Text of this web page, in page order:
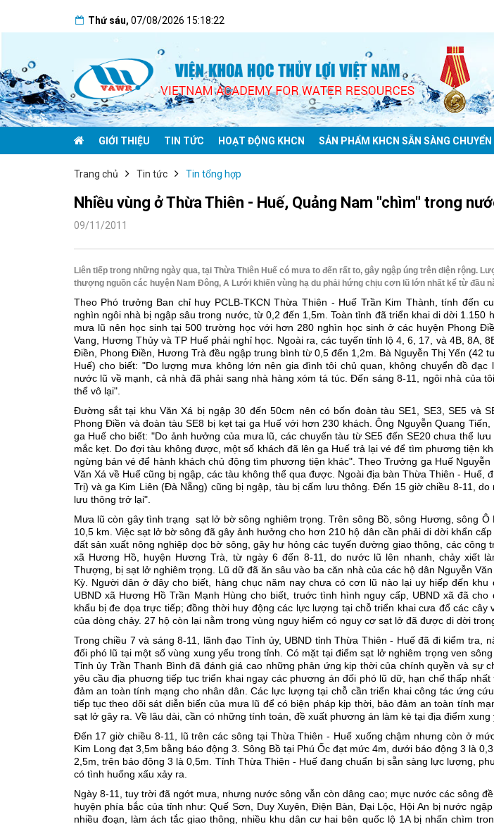
Thứ sáu, 07/08/2026 15:18:23
GIỚI THIỆU TIN TỨC HOẠT ĐỘNG KHCN SẢN PHẨM KHCN SẴN SÀNG CHUYỂN
Trang chủ Tin tức Tin tổng hợp
Nhiều vùng ở Thừa Thiên - Huế, Quảng Nam "chìm" trong
09/11/2011
Liên tiếp trong những ngày qua, tại Thừa Thiên Huế có mưa to đến rất to, gây ngập úng trên diện rộng.
thượng nguồn các huyện Nam Đông, A Lưới khiến vùng hạ du phải hứng chịu cơn lũ lớn nhất kể từ đầu
Theo Phó trưởng Ban chỉ huy PCLB-TKCN Thừa Thiên - Huế Trần Kim Thành, tính đến
nghìn ngôi nhà bị ngập sâu trong nước, từ 0,2 đến 1,5m. Toàn tỉnh đã triển khai di dời 1.150
mưa lũ nên học sinh tại 500 trường học với hơn 280 nghìn học sinh ở các huyện Phong
Vang, Hương Thủy và TP Huế phải nghỉ học. Ngoài ra, các tuyến tỉnh lộ 4, 6, 17, và 4B, 8A,
Ðiền, Phong Ðiền, Hương Trà đều ngập trung bình từ 0,5 đến 1,2m. Bà Nguyễn Thị Yến (42
Huế) cho biết: "Do lượng mưa không lớn nên gia đình tôi chủ quan, không chuyển đồ đạc
nước lũ về mạnh, cả nhà đã phải sang nhà hàng xóm tá túc. Ðến sáng 8-11, ngôi nhà của
thể vô lại".
Ðường sắt tại khu Văn Xá bị ngập 30 đến 50cm nên có bốn đoàn tàu SE1, SE3, SE5 và
Phong Ðiền và đoàn tàu SE8 bị kẹt tại ga Huế với hơn 230 khách. Ông Nguyễn Quang
ga Huế cho biết: "Do ảnh hưởng của mưa lũ, các chuyến tàu từ SE5 đến SE20 chưa thể
mắc kẹt. Do đợi tàu không được, một số khách đã lên ga Huế trả lại vé để tìm phương tiện
ngừng bán vé để hành khách chủ động tìm phương tiện khác". Theo Trưởng ga Huế
Văn Xá về Huế cũng bị ngập, các tàu không thể qua được. Ngoài địa bàn Thừa Thiên - Huế,
Trị) và ga Kim Liên (Ðà Nẵng) cũng bị ngập, tàu bị cấm lưu thông. Ðến 15 giờ chiều 8-11,
lưu thông trở lại".
Mưa lũ còn gây tình trạng sạt lở bờ sông nghiêm trọng. Trên sông Bồ, sông Hương, sông Ô
10,5 km. Việc sạt lở bờ sông đã gây ảnh hưởng cho hơn 210 hộ dân cần phải di dời khẩn
đất sản xuất nông nghiệp dọc bờ sông, gây hư hỏng các tuyến đường giao thông, các công
xã Hương Hồ, huyện Hương Trà, từ ngày 6 đến 8-11, do nước lũ lên nhanh, chảy xiết
Thượng, bị sạt lở nghiêm trọng. Lũ dữ đã ăn sâu vào ba căn nhà của các hộ dân Nguyễn
Kỳ. Người dân ở đây cho biết, hàng chục năm nay chưa có cơn lũ nào lại uy hiếp đến
UBND xã Hương Hồ Trần Mạnh Hùng cho biết, truớc tình hình nguy cấp, UBND xã đã
khẩu bị đe dọa trực tiếp; đồng thời huy động các lực lượng tại chỗ triển khai cưa đổ các cây
của dòng chảy. 27 hộ còn lại nằm trong vùng nguy hiểm có nguy cơ sạt lở đã được di dời
Trong chiều 7 và sáng 8-11, lãnh đạo Tỉnh ủy, UBND tỉnh Thừa Thiên - Huế đã đi kiểm tra,
đối phó lũ tại một số vùng xung yếu trong tỉnh. Có mặt tại điểm sạt lở nghiêm trọng ven
Tỉnh ủy Trần Thanh Bình đã đánh giá cao những phản ứng kịp thời của chính quyền và sự
yêu cầu địa phuơng tiếp tục triển khai ngay các phương án đối phó lũ dữ, hạn chế thấp
đảm an toàn tính mạng cho nhân dân. Các lực lượng tại chỗ cần triển khai công tác ứng
tiếp tục theo dõi sát diễn biến của mưa lũ để có biện pháp kịp thời, bảo đảm an toàn tính
sạt lở gây ra. Về lâu dài, cần có những tính toán, đề xuất phương án làm kè tại địa điểm xung
Ðến 17 giờ chiều 8-11, lũ trên các sông tại Thừa Thiên - Huế xuống chậm nhưng còn ở
Kim Long đạt 3,5m bằng báo động 3. Sông Bồ tại Phú Ốc đạt mức 4m, dưới báo động 3 là
2,5m, trên báo động 3 là 0,5m. Tỉnh Thừa Thiên - Huế đang chuẩn bị sẵn sàng lực lượng,
có tình huống xấu xảy ra.
Ngày 8-11, tuy trời đã ngớt mưa, nhưng nước sông vẫn còn dâng cao; mực nước các sông
huyện phía bắc của tỉnh như: Quế Sơn, Duy Xuyên, Ðiện Bàn, Ðại Lộc, Hội An bị nước
nhiều đoạn, làm ách tắc giao thông, nhiều khu dân cư hai bên quốc lộ 1A bị nhấn chìm